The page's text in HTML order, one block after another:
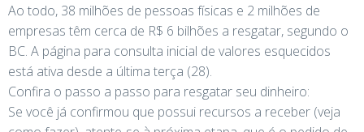
Ao todo, 38 milhões de pessoas físicas e 2 milhões de
empresas têm cerca de R$ 6 bilhões a resgatar, segundo o
BC. A página para consulta inicial de valores esquecidos
está ativa desde a última terça (28).
Confira o passo a passo para resgatar seu dinheiro:
Se você já confirmou que possui recursos a receber (veja